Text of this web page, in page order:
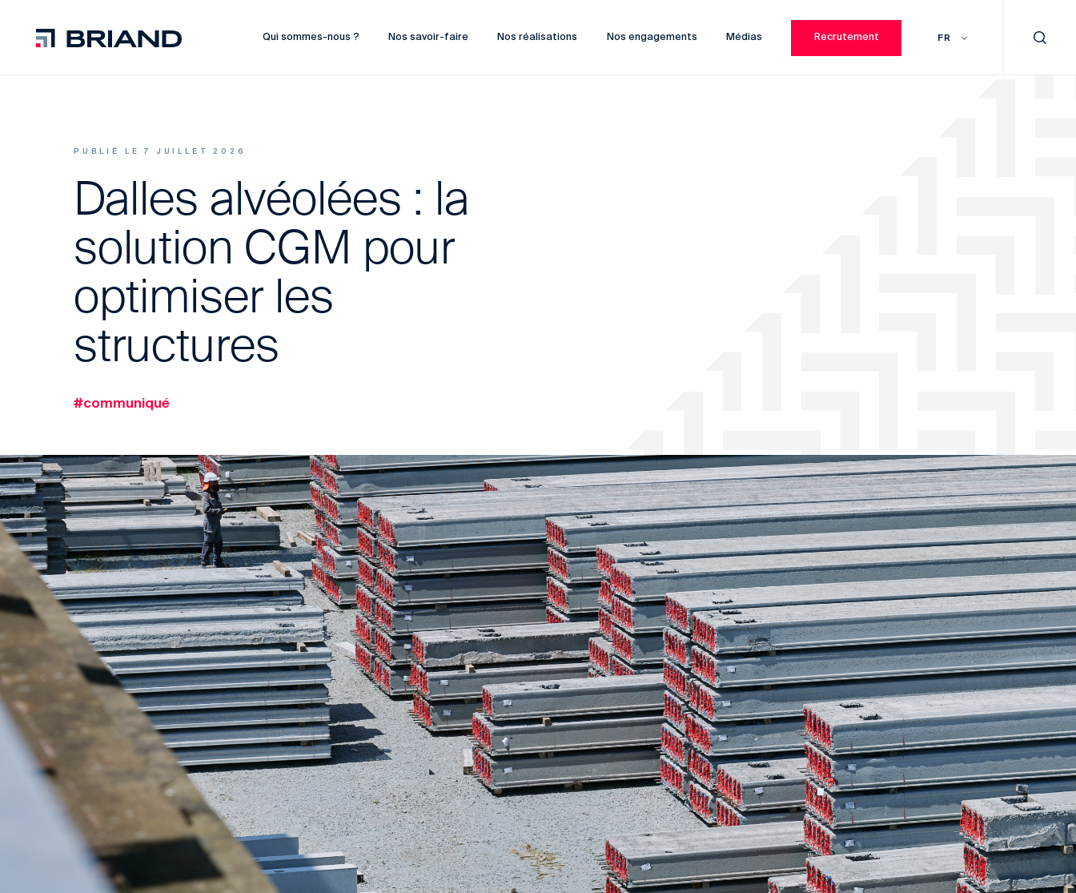
Qui sommes-nous ? Nos savoir-faire Nos réalisations Nos engagements Médias Recrutement FR
PUBLIÉ LE 7 JUILLET 2026
Dalles alvéolées : la
solution CGM pour
optimiser les
structures
#communiqué